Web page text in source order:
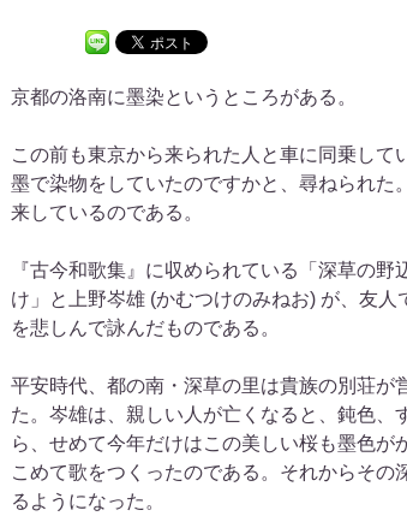
京都の洛南に墨染というところがある。
この前も東京から来られた人と車に同乗し
墨で染物をしていたのですかと、尋ねられた
来しているのである。
『古今和歌集』に収められている「深草の
け」と上野岑雄 (かむつけのみねお) が、友
を悲しんで詠んだものである。
平安時代、都の南・深草の里は貴族の別荘が
た。岑雄は、親しい人が亡くなると、鈍色
ら、せめて今年だけはこの美しい桜も墨色
こめて歌をつくったのである。それからそ
るようになった。